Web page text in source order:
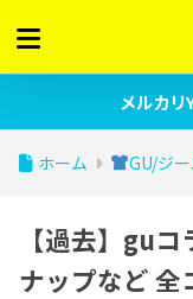
メルカリ
ホーム GU/ジ
【過去】gu
ナップなど